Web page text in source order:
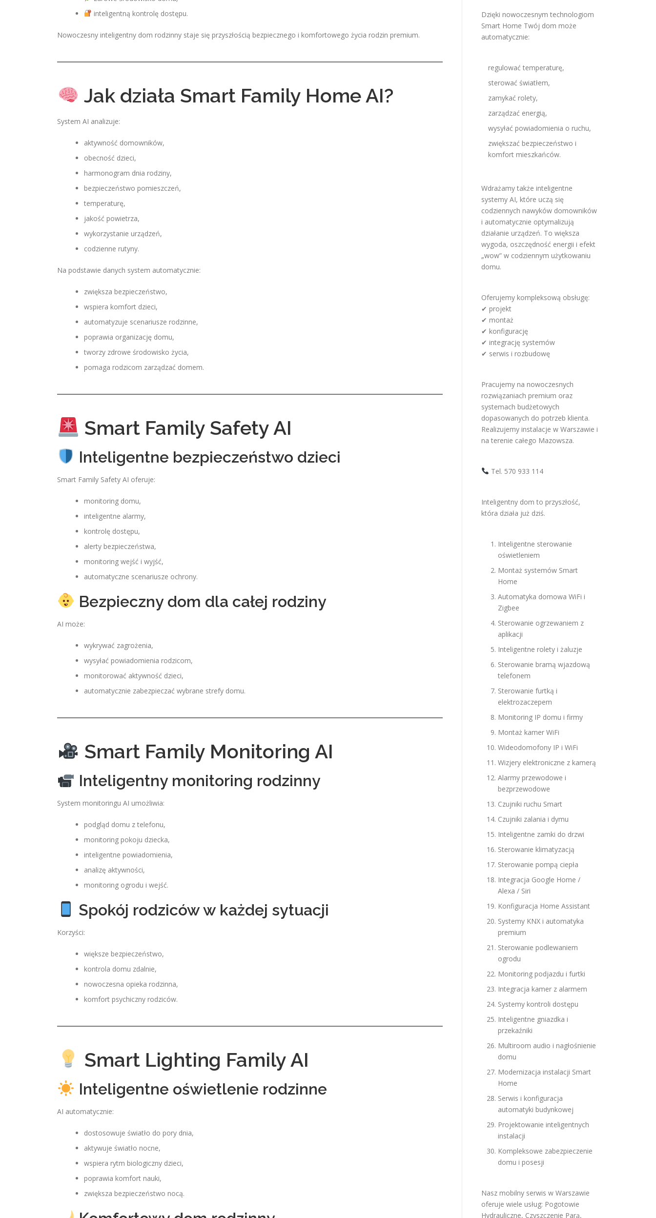
inteligentną kontrolę dostępu.
Nowoczesny inteligentny dom rodzinny staje się przyszłością bezpiecznego i komfortowego życia rodzin premium.
Jak działa Smart Family Home AI?
System AI analizuje:
aktywność domowników,
obecność dzieci,
harmonogram dnia rodziny,
bezpieczeństwo pomieszczeń,
temperaturę,
jakość powietrza,
wykorzystanie urządzeń,
codzienne rutyny.
Na podstawie danych system automatycznie:
zwiększa bezpieczeństwo,
wspiera komfort dzieci,
automatyzuje scenariusze rodzinne,
poprawia organizację domu,
tworzy zdrowe środowisko życia,
pomaga rodzicom zarządzać domem.
Smart Family Safety AI
Inteligentne bezpieczeństwo dzieci
Smart Family Safety AI oferuje:
monitoring domu,
inteligentne alarmy,
kontrolę dostępu,
alerty bezpieczeństwa,
monitoring wejść i wyjść,
automatyczne scenariusze ochrony.
Bezpieczny dom dla całej rodziny
AI może:
wykrywać zagrożenia,
wysyłać powiadomienia rodzicom,
monitorować aktywność dzieci,
automatycznie zabezpieczać wybrane strefy domu.
Smart Family Monitoring AI
Inteligentny monitoring rodzinny
System monitoringu AI umożliwia:
podgląd domu z telefonu,
monitoring pokoju dziecka,
inteligentne powiadomienia,
analizę aktywności,
monitoring ogrodu i wejść.
Spokój rodziców w każdej sytuacji
Korzyści:
większe bezpieczeństwo,
kontrola domu zdalnie,
nowoczesna opieka rodzinna,
komfort psychiczny rodziców.
Smart Lighting Family AI
Inteligentne oświetlenie rodzinne
AI automatycznie:
dostosowuje światło do pory dnia,
aktywuje światło nocne,
wspiera rytm biologiczny dzieci,
poprawia komfort nauki,
zwiększa bezpieczeństwo nocą.
Dzięki nowoczesnym technologiom
Smart Home Twój dom może
automatycznie:
regulować temperaturę,
sterować światłem,
zamykać rolety,
zarządzać energią,
wysyłać powiadomienia o ruchu,
zwiększać bezpieczeństwo i
komfort mieszkańców.
Wdrażamy także inteligentne
systemy AI, które uczą się
codziennych nawyków domowników
i automatycznie optymalizują
działanie urządzeń. To większa
wygoda, oszczędność energii i efekt
„wow” w codziennym użytkowaniu
domu.
Oferujemy kompleksową obsługę:
✔ projekt
✔ montaż
✔ konfigurację
✔ integrację systemów
✔ serwis i rozbudowę
Pracujemy na nowoczesnych
rozwiązaniach premium oraz
systemach budżetowych
dopasowanych do potrzeb klienta.
Realizujemy instalacje w Warszawie i
na terenie całego Mazowsza.
Tel. 570 933 114
Inteligentny dom to przyszłość,
która działa już dziś.
Inteligentne sterowanie
oświetleniem
Montaż systemów Smart
Home
Automatyka domowa WiFi i
Zigbee
Sterowanie ogrzewaniem z
aplikacji
Inteligentne rolety i żaluzje
Sterowanie bramą wjazdową
telefonem
Sterowanie furtką i
elektrozaczepem
Monitoring IP domu i firmy
Montaż kamer WiFi
Wideodomofony IP i WiFi
Wizjery elektroniczne z kamerą
Alarmy przewodowe i
bezprzewodowe
Czujniki ruchu Smart
Czujniki zalania i dymu
Inteligentne zamki do drzwi
Sterowanie klimatyzacją
Sterowanie pompą ciepła
Integracja Google Home /
Alexa / Siri
Konfiguracja Home Assistant
Systemy KNX i automatyka
premium
Sterowanie podlewaniem
ogrodu
Monitoring podjazdu i furtki
Integracja kamer z alarmem
Systemy kontroli dostępu
Inteligentne gniazdka i
przekaźniki
Multiroom audio i nagłośnienie
domu
Modernizacja instalacji Smart
Home
Serwis i konfiguracja
automatyki budynkowej
Projektowanie inteligentnych
instalacji
Kompleksowe zabezpieczenie
domu i posesji
Nasz mobilny serwis w Warszawie
oferuje wiele usług: Pogotowie
Hydrauliczne, Czyszczenie Parą,